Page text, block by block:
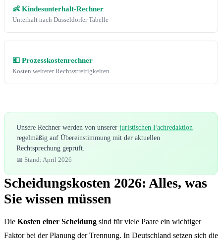
👶 Kindesunterhalt-Rechner
Unterhalt nach Düsseldorfer Tabelle
💶 Prozesskostenrechner
Kosten weiterer Rechtsstreitigkeiten
Unsere Rechner werden von unserer juristischen Fachredaktion
regelmäßig auf Übereinstimmung mit der aktuellen
Rechtsprechung geprüft.
📅 Stand: April 2026
Scheidungskosten 2026: Alles, was
Sie wissen müssen
Die Kosten einer Scheidung sind für viele Paare ein wichtiger
Faktor bei der Planung der Trennung. In Deutschland setzen sich die